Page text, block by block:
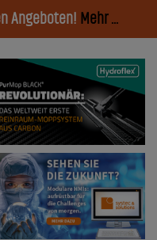
Angeboten! Mehr ...